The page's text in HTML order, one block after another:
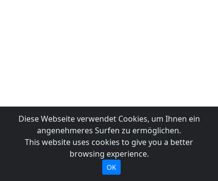
Diese Webseite verwendet Cookies, um Ihnen ein
angenehmeres Surfen zu ermöglichen.
This website uses cookies to give you a better
browsing experience.
OK